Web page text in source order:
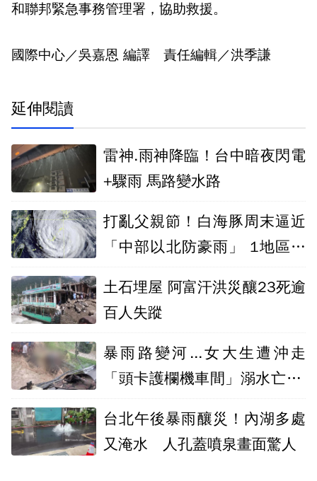
和聯邦緊急事務管理署，協助救援。
國際中心／吳嘉恩 編譯 責任編輯／洪季謙
延伸閱讀
雷神.雨神降臨！台中暗夜閃電
+驟雨 馬路變水路
打亂父親節！白海豚周末逼近
「中部以北防豪雨」 1地區不
土石埋屋 阿富汗洪災釀23死逾
百人失蹤
暴雨路變河...女大生遭沖走
「頭卡護欄機車間」溺水亡 眾
台北午後暴雨釀災！內湖多處
又淹水 人孔蓋噴泉畫面驚人